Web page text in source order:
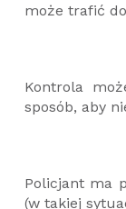
może trafić
Kontrola
sposób, aby
Policjant ma
(w takiej